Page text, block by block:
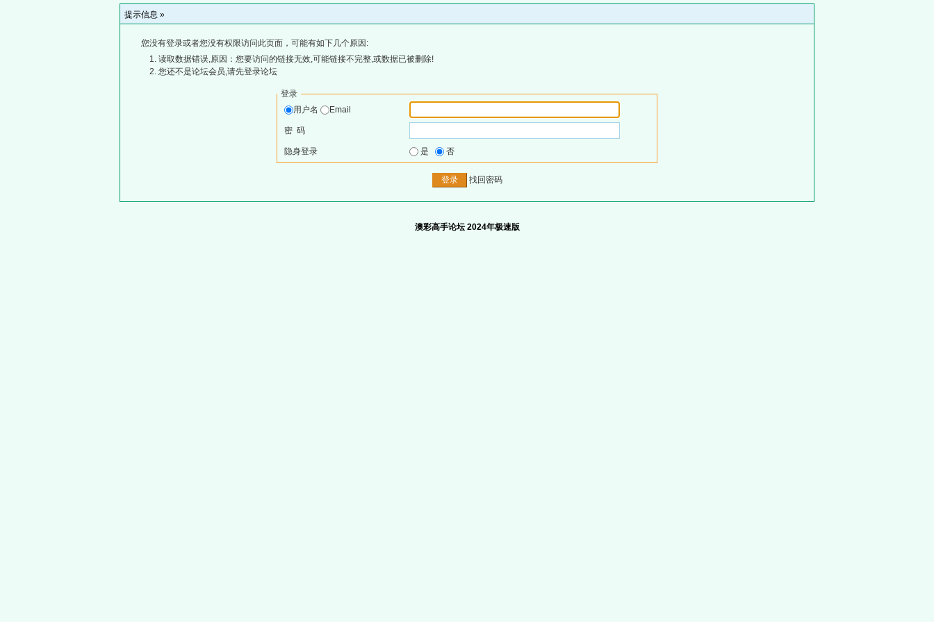
提示信息 »
您没有登录或者您没有权限访问此页面，可能有如下几个原因:
读取数据错误,原因：您要访问的链接无效,可能链接不完整,或数据已被删除!
您还不是论坛会员,请先登录论坛
登录
用户名
Email
密 码
隐身登录 是 否
找回密码
澳彩高手论坛 2024年极速版